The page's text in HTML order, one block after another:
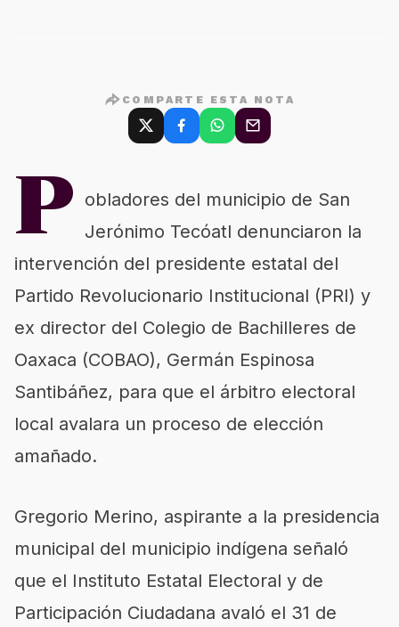
COMPARTE ESTA NOTA
P obladores del municipio de San
Jerónimo Tecóatl denunciaron la
intervención del presidente estatal del
Partido Revolucionario Institucional (PRI) y
ex director del Colegio de Bachilleres de
Oaxaca (COBAO), Germán Espinosa
Santibáñez, para que el árbitro electoral
local avalara un proceso de elección
amañado.
Gregorio Merino, aspirante a la presidencia
municipal del municipio indígena señaló
que el Instituto Estatal Electoral y de
Participación Ciudadana avaló el 31 de